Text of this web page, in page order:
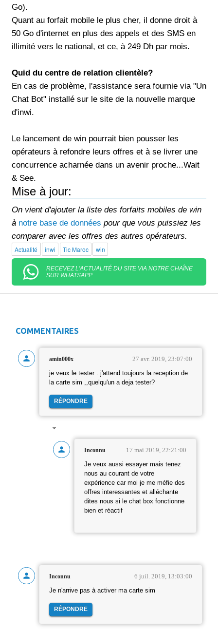
Go).
Quant au forfait mobile le plus cher, il donne droit à
50 Go d'internet en plus des appels et des SMS en
illimité vers le national, et ce, à 249 Dh par mois.
Quid du centre de relation clientèle?
En cas de problème, l'assistance sera fournie via "Un
Chat Bot" installé sur le site de la nouvelle marque
d'inwi.
Le lancement de win pourrait bien pousser les
opérateurs à refondre leurs offres et à se livrer une
concurrence acharnée dans un avenir proche...Wait
& See.
Mise à jour:
On vient d'ajouter la liste des forfaits mobiles de win
à notre base de données pour que vous puissiez les
comparer avec les offres des autres opérateurs.
Actualité inwi Tic Maroc win
RECEVEZ L'ACTUALITÉ DU SITE VIA NOTRE CHAÎNE
SUR WHATSAPP
COMMENTAIRES
amin000x 27 avr. 2019, 23:07:00
je veux le tester . j'attend toujours la reception de
la carte sim ,,quelqu'un a deja tester?
RÉPONDRE
Inconnu 17 mai 2019, 22:21:00
Je veux aussi essayer mais tenez
nous au courant de votre
expérience car moi je me méfie des
offres interessantes et alléchante
dites nous si le chat box fonctionne
bien et réactif
Inconnu 6 juil. 2019, 13:03:00
Je n'arrive pas à activer ma carte sim
RÉPONDRE